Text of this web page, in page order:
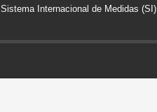
Sistema Internacional de Medidas (SI)